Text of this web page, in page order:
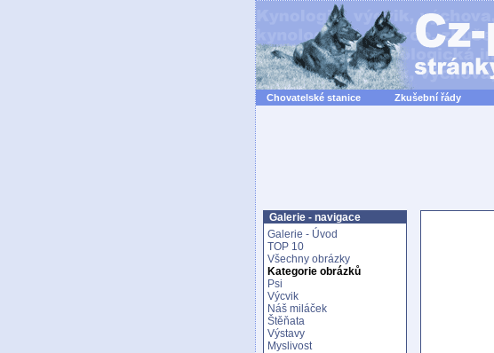
Chovatelské stanice Zkušební řády
Galerie - navigace
Galerie - Úvod
TOP 10
Všechny obrázky
Kategorie obrázků
Psi
Výcvik
Náš miláček
Štěňata
Výstavy
Myslivost